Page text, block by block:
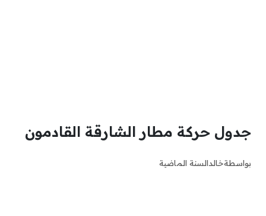
جدول حركة مطار الشارقة القادمون
بواسطةخالدالسنة الماضية